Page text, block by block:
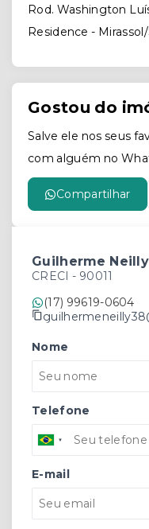
Rod. Washington
Residence -
Gostou do
Salve ele nos seus
com alguém no
Compartilhar
Guilherme Neilly
CRECI - 90011
(17) 99619-0604
Nome
Telefone
E-mail